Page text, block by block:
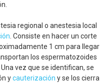
regional o anestesia local
. Consiste en hacer un corte
1 cm para llegar
los espermatozoides
. Una vez que se identifican, se
ycauterización y se los cierra